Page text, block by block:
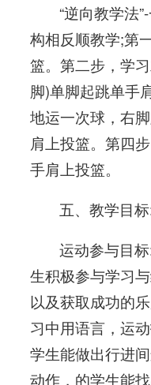
“逆向教学法
构相反顺教学;第
篮。第二步，学
脚)单脚起跳单手
地运一次球，右
肩上投篮。第四
手肩上投篮。
五、教学目
运动参与目
生积极参与学习
以及获取成功的
习中用语言，运
学生能做出行进
动作，的学生能